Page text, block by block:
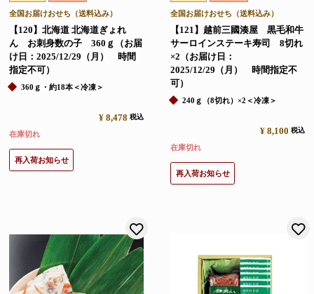
全国お届けおせち（送料込み）
【120】北海道 北海道ぎょれ
ん お刺身数の子 360ｇ（お届
け日：2025/12/29（月） 時間
指定不可）
360ｇ・約18本＜冷凍＞
¥ 8,478 税込
在庫切れ
再入荷お知らせ
全国お届けおせち（送料込み）
【121】越前三國湊屋 黒毛和牛
サーロインステーキ寿司 8切れ
×2（お届け日：
2025/12/29（月） 時間指定不
可）
240ｇ（8切れ）×2＜冷凍＞
¥ 8,100 税込
在庫切れ
再入荷お知らせ